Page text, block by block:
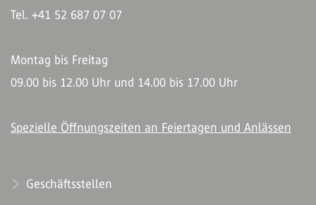
Tel. +41 52 687 07 07
Montag bis Freitag
09.00 bis 12.00 Uhr und 14.00 bis 17.00 Uhr
Spezielle Öffnungszeiten an Feiertagen und Anlässen
Geschäftsstellen